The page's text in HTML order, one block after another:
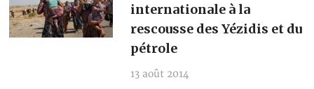
internationale à la
rescousse des Yézidis et du
pétrole
13 août 2014